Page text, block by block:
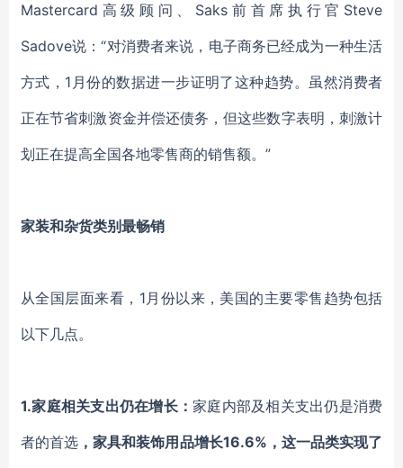
Mastercard高级顾问、Saks前首席执行官Steve
Sadove说 ：“对消费者来说，电子商务已经成为一种生活
方式， 1月份的数据进一步证明了这种趋势。虽然消费者
正在节省刺激资金并偿还债务，但这些数字表明，刺激计
划正在提高全国各地零售商的销售额。 ”
家装和杂货类别最畅销
从全国层面来看， 1月份以来， 美国的主要零售趋势包括
以下几点。
1.家庭相关支出仍在增长： 家庭内部及相关支出仍是消费
者的首选 ，家具和装饰用品增长16.6% ， 这一品类实现了